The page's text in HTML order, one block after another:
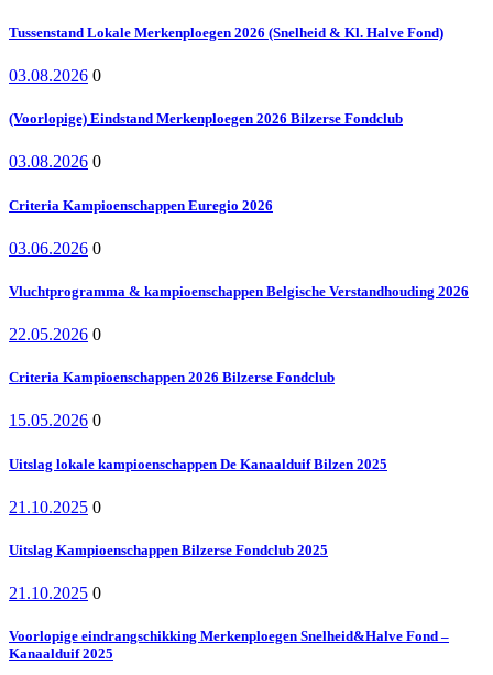
Tussenstand Lokale Merkenploegen 2026 (Snelheid & Kl. Halve Fond)
03.08.2026 0
(Voorlopige) Eindstand Merkenploegen 2026 Bilzerse Fondclub
03.08.2026 0
Criteria Kampioenschappen Euregio 2026
03.06.2026 0
Vluchtprogramma & kampioenschappen Belgische Verstandhouding 2026
22.05.2026 0
Criteria Kampioenschappen 2026 Bilzerse Fondclub
15.05.2026 0
Uitslag lokale kampioenschappen De Kanaalduif Bilzen 2025
21.10.2025 0
Uitslag Kampioenschappen Bilzerse Fondclub 2025
21.10.2025 0
Voorlopige eindrangschikking Merkenploegen Snelheid&Halve Fond –
Kanaalduif 2025